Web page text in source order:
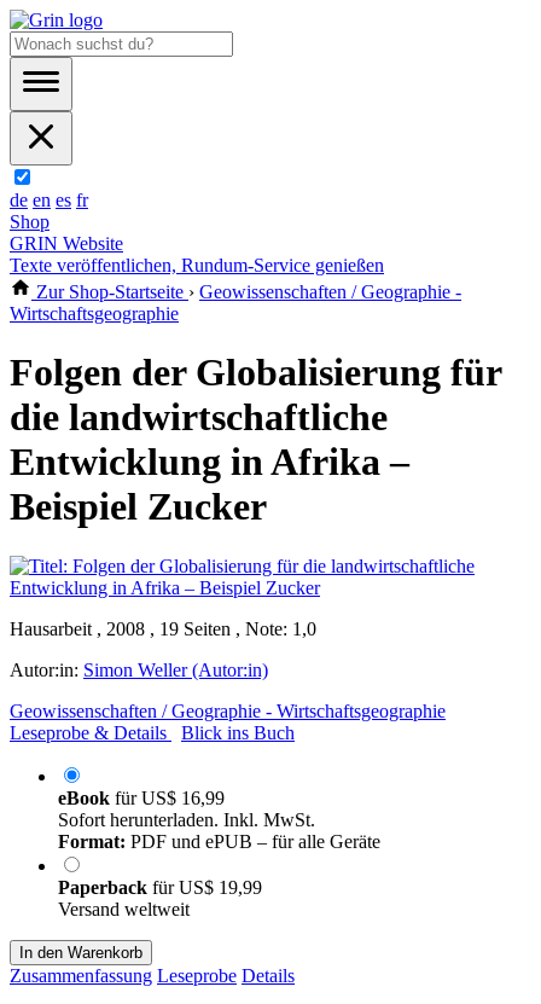
de en es fr
Shop
GRIN Website
Texte veröffentlichen, Rundum-Service genießen
Zur Shop-Startseite › Geowissenschaften / Geographie -
Wirtschaftsgeographie
Folgen der Globalisierung für
die landwirtschaftliche
Entwicklung in Afrika –
Beispiel Zucker
Hausarbeit , 2008 , 19 Seiten , Note: 1,0
Autor:in: Simon Weller (Autor:in)
Geowissenschaften / Geographie - Wirtschaftsgeographie
Leseprobe & Details
Blick ins Buch
eBook fürUS$ 16,99
Sofort herunterladen. Inkl. MwSt.
Format: PDF und ePUB – für alle Geräte
Paperback fürUS$ 19,99
Versand weltweit
In den Warenkorb
Zusammenfassung Leseprobe Details